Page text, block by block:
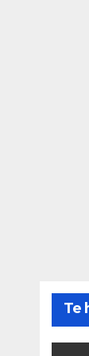
Te